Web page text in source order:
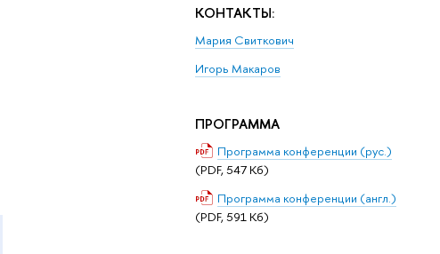
КОНТАКТЫ:
Мария Свиткович
Игорь Макаров
ПРОГРАММА
Программа конференции (рус.)
(PDF, 547 Кб)
Программа конференции (англ.)
(PDF, 591 Кб)